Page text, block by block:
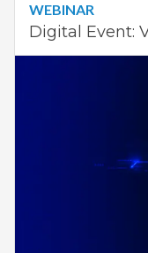
WEBINAR
Digital Event: